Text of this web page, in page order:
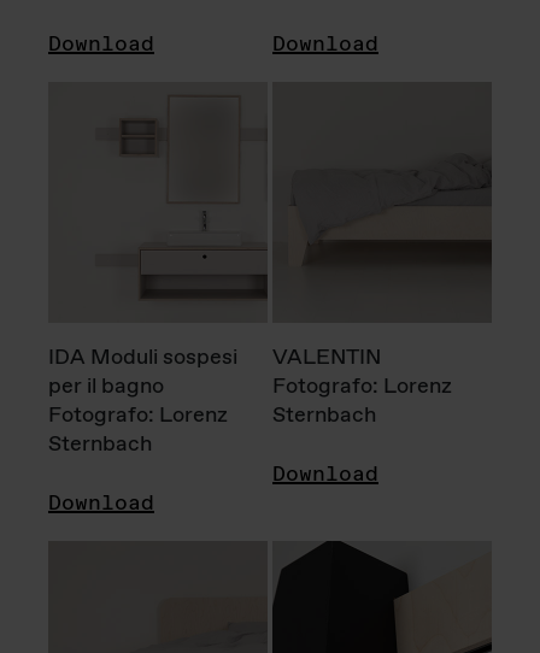
Download Download
IDA Moduli sospesi
per il bagno
Fotografo: Lorenz
Sternbach
Download
VALENTIN
Fotografo: Lorenz
Sternbach
Download